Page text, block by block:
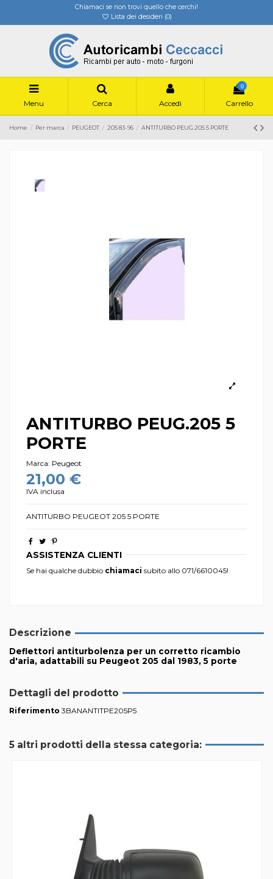
Chiamaci se non trovi quello che cerchi!
Lista dei desideri (0)
Menu Cerca Accedi
0
Carrello
Home Per marca PEUGEOT 205 83-96 ANTITURBO PEUG.205 5 PORTE
ANTITURBO PEUG.205 5
PORTE
Marca: Peugeot
21,00 €
IVA inclusa
ANTITURBO PEUGEOT 205 5 PORTE
ASSISTENZA CLIENTI
Se hai qualche dubbio chiamaci subito allo 071/6610045!
Descrizione
Deflettori antiturbolenza per un corretto ricambio
d'aria, adattabili su Peugeot 205 dal 1983, 5 porte
Dettagli del prodotto
Riferimento 3BANANTITPE205P5
5 altri prodotti della stessa categoria: